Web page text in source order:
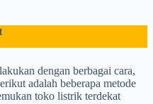
dengan berbagai cara,
adalah beberapa metode
toko listrik terdekat